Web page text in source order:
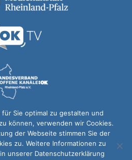
Sie optimal zu gestalten und
können, verwenden wir Cookies.
der Webseite stimmen Sie der
zu. Weitere Informationen zu
unserer Datenschutzerklärung